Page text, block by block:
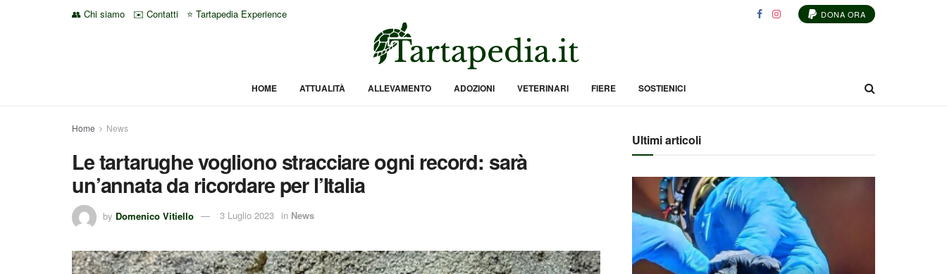
👥 Chi siamo ✉️ Contatti ⭐ Tartapedia Experience DONA ORA
HOME ATTUALITÀ ALLEVAMENTO ADOZIONI VETERINARI FIERE SOSTIENICI
Home News
Le tartarughe vogliono stracciare ogni record: sarà
un’annata da ricordare per l’Italia
by Domenico Vitiello 3 Luglio 2023 in News
Ultimi articoli